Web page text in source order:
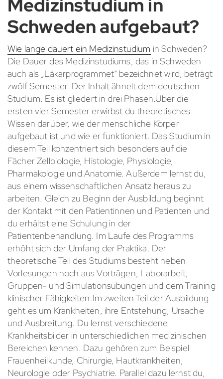
Medizinstudium in
Schweden aufgebaut?
Wie lange dauert ein Medizinstudium in Schweden?
Die Dauer des Medizinstudiums, das in Schweden
auch als „Läkarprogrammet“ bezeichnet wird, beträgt
zwölf Semester. Der Inhalt ähnelt dem deutschen
Studium. Es ist gliedert in drei Phasen.Über die
ersten vier Semester erwirbst du theoretisches
Wissen darüber, wie der menschliche Körper
aufgebaut ist und wie er funktioniert. Das Studium in
diesem Teil konzentriert sich besonders auf die
Fächer Zellbiologie, Histologie, Physiologie,
Pharmakologie und Anatomie. Außerdem lernst du,
aus einem wissenschaftlichen Ansatz heraus zu
arbeiten. Gleich zu Beginn der Ausbildung beginnt
der Kontakt mit den Patientinnen und Patienten und
du erhältst eine Schulung in der
Patientenbehandlung. Im Laufe des Programms
erhöht sich der Umfang der Praktika. Der
theoretische Teil des Studiums besteht neben
Vorlesungen noch aus Vorträgen, Laborarbeit,
Gruppen- und Simulationsübungen und dem Training
klinischer Fähigkeiten.Im zweiten Teil der Ausbildung
geht es um Krankheiten, ihre Entstehung, Ursache
und Ausbreitung. Du lernst verschiedene
Krankheitsbilder in unterschiedlichen medizinischen
Bereichen kennen. Dazu gehören zum Beispiel
Frauenheilkunde, Chirurgie, Hautkrankheiten,
Neurologie oder Psychiatrie. Parallel dazu lernst du,